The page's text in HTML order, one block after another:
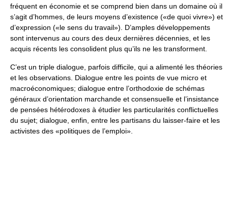
fréquent en économie et se comprend bien dans un domaine où il
s’agit d’hommes, de leurs moyens d’existence («de quoi vivre») et
d’expression («le sens du travail»). D’amples développements
sont intervenus au cours des deux dernières décennies, et les
acquis récents les consolident plus qu’ils ne les transforment.
C’est un triple dialogue, parfois difficile, qui a alimenté les théories
et les observations. Dialogue entre les points de vue micro et
macroéconomiques; dialogue entre l’orthodoxie de schémas
généraux d’orientation marchande et consensuelle et l’insistance
de pensées hétérodoxes à étudier les particularités conflictuelles
du sujet; dialogue, enfin, entre les partisans du laisser-faire et les
activistes des «politiques de l’emploi».